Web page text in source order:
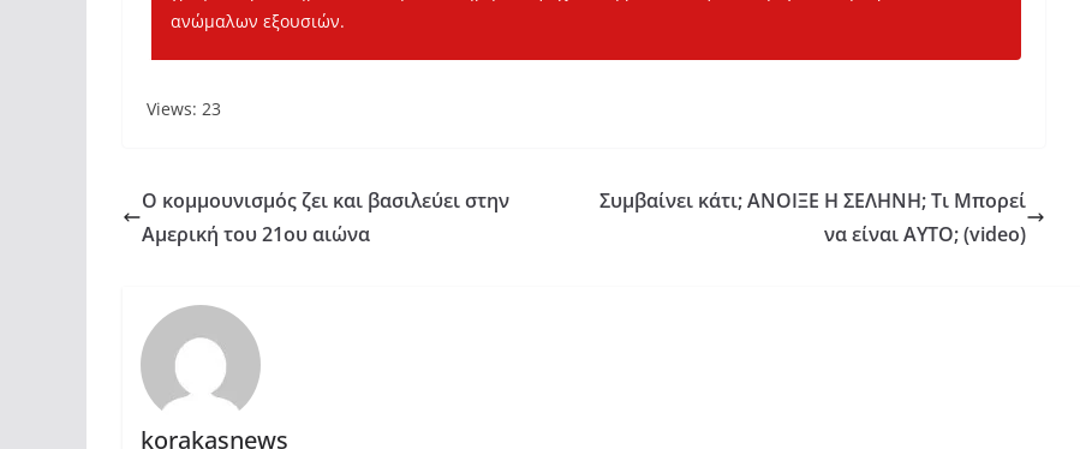
ανώμαλων εξουσιών.
Views: 23
Ο κομμουνισμός ζει και βασιλεύει στην
Αμερική του 21ου αιώνα
Συμβαίνει κάτι; ΑΝΟΙΞΕ Η ΣΕΛΗΝΗ; Τι Μπορεί
να είναι ΑΥΤΟ; (video)
korakasnews